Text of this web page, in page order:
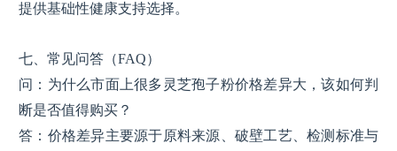
提供基础性健康支持选择。
七、常见问答（FAQ）
问：为什么市面上很多灵芝孢子粉价格差异大，该如何判
断是否值得购买？
答：价格差异主要源于原料来源、破壁工艺、检测标准与